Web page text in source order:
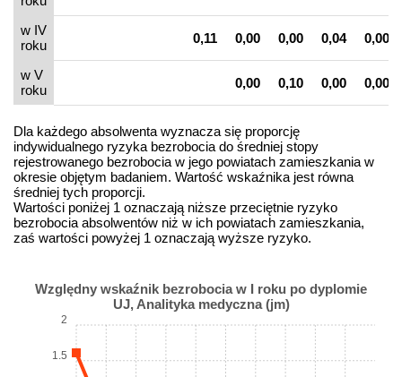
w IV
roku
0,11 0,00 0,00 0,04 0,00
w V
roku
0,00 0,10 0,00 0,00
Dla każdego absolwenta wyznacza się proporcję
indywidualnego ryzyka bezrobocia do średniej stopy
rejestrowanego bezrobocia w jego powiatach zamieszkania w
okresie objętym badaniem. Wartość wskaźnika jest równa
średniej tych proporcji.
Wartości poniżej 1 oznaczają niższe przeciętnie ryzyko
bezrobocia absolwentów niż w ich powiatach zamieszkania,
zaś wartości powyżej 1 oznaczają wyższe ryzyko.
Względny wskaźnik bezrobocia w I roku po dyplomie
UJ, Analityka medyczna (jm)
1.5
2